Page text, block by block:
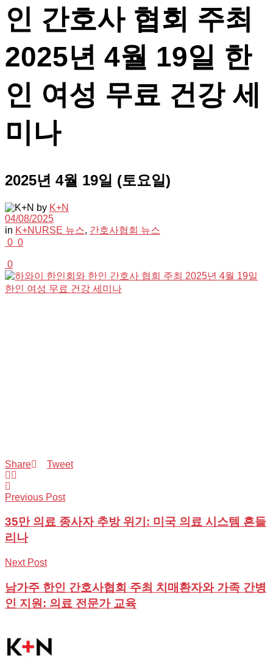
인 간호사 협회 주최
2025년 4월 19일 한
인 여성 무료 건강 세
미나
2025년 4월 19일 (토요일)
by K+N
04/08/2025
in K+NURSE 뉴스, 간호사협회 뉴스
0 0
0
Share Tweet
Previous Post
35만 의료 종사자 추방 위기: 미국 의료 시스템 흔들
리나
Next Post
남가주 한인 간호사협회 주최 치매환자와 가족 간병
인 지원: 의료 전문가 교육